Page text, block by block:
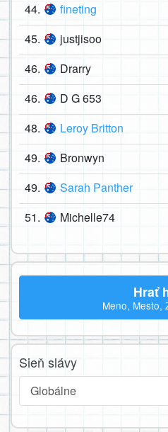
44. fineting
45. justjisoo
46. Drarry
46. D G 653
48. Leroy Britton
49. Bronwyn
49. Sarah Panther
51. Michelle74
Hrať
Meno, Mesto,
Sieň slávy
Globálne